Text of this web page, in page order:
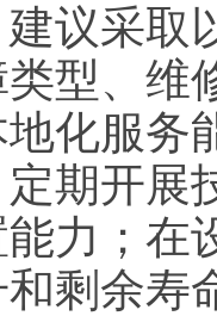
议采取
型、维
化服务
期开展
力；在
剩余寿